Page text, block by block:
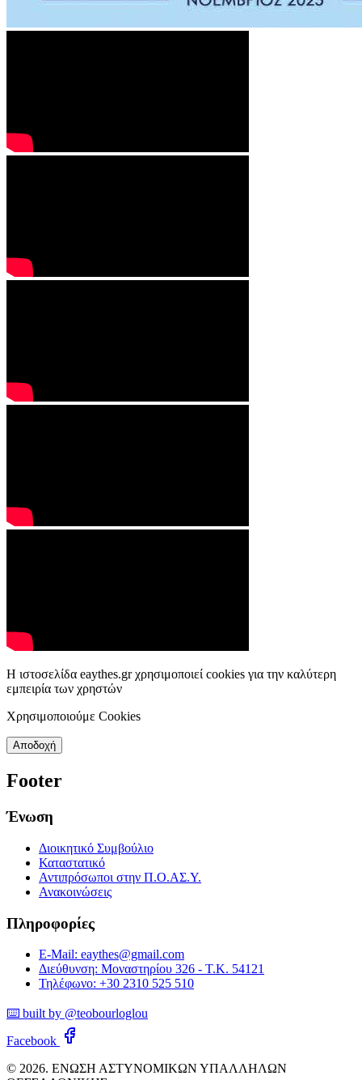
Η ιστοσελίδα eaythes.gr χρησιμοποιεί cookies για την καλύτερη
εμπειρία των χρηστών
Χρησιμοποιούμε Cookies
Αποδοχή
Footer
Ένωση
Διοικητικό Συμβούλιο
Καταστατικό
Αντιπρόσωποι στην Π.Ο.ΑΣ.Υ.
Ανακοινώσεις
Πληροφορίες
E-Mail: eaythes@gmail.com
Διεύθυνση: Μοναστηρίου 326 - Τ.Κ. 54121
Τηλέφωνο: +30 2310 525 510
⌨️ built by @teobourloglou
Facebook
© 2026. ΕΝΩΣΗ ΑΣΤΥΝΟΜΙΚΩΝ ΥΠΑΛΛΗΛΩΝ